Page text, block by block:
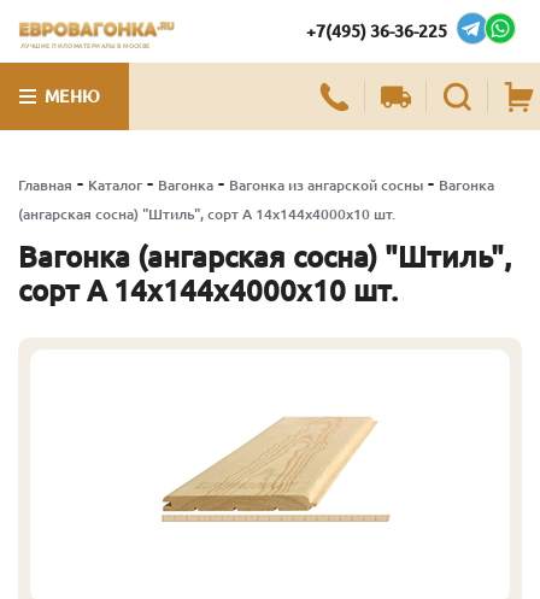
ЛУЧШИЕ ПИЛОМАТЕРИАЛЫ В МОСКВЕ
+7(495) 36-36-225
МЕНЮ
Главная - Каталог - Вагонка - Вагонка из ангарской сосны - Вагонка
(ангарская сосна) "Штиль", сорт А 14х144х4000х10 шт.
Вагонка (ангарская сосна) "Штиль",
сорт А 14х144х4000х10 шт.